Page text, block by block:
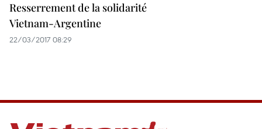
Resserrement de la solidarité
Vietnam-Argentine
22/03/2017 08:29